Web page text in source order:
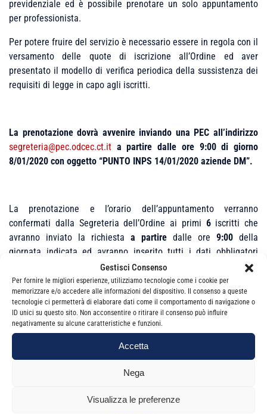
Gestisci Consenso
Per fornire le migliori esperienze, utilizziamo tecnologie come i cookie per
memorizzare e/o accedere alle informazioni del dispositivo. Il consenso a queste
tecnologie ci permetterà di elaborare dati come il comportamento di navigazione o
ID unici su questo sito. Non acconsentire o ritirare il consenso può influire
negativamente su alcune caratteristiche e funzioni.
Accetta
Nega
Visualizza le preferenze
previdenziale ed è possibile prenotare un solo appuntamento
per professionista.
Per potere fruire del servizio è necessario essere in regola con il
versamento delle quote di iscrizione all’Ordine ed aver
presentato il modello di verifica periodica della sussistenza dei
requisiti di legge in capo agli iscritti.
La prenotazione dovrà avvenire inviando una PEC all’indirizzo
segreteria@pec.odcec.ct.it a partire dalle ore 9:00 di giorno
8/01/2020 con oggetto “PUNTO INPS 14/01/2020 aziende DM”.
La prenotazione e l’orario dell’appuntamento verranno
confermati dalla Segreteria dell’Ordine ai primi 6iscritti che
avranno inviato la richiesta a partire dalle ore 9:00 della
giornata indicata ed avranno inserito tutti i dati obbligatori
necessari alla trattazione della pratica segnalata.
I dati obbligatori sono:
matricola INPSpratica;
codice fiscalepratica;
richiesta lavorazione (inserire la richiesta esempio sgravio,
compensazioni, gestione compensazione crediti, note di
riferimento al precedente contatto tramite cassetto
previdenziale rimasto irrisolto.
La mancanza dei suddetti elementi comporta l’impossibilità di